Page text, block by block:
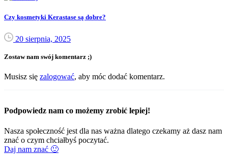
Czy kosmetyki Kerastase są dobre?
20 sierpnia, 2025
Zostaw nam swój komentarz ;)
Musisz się zalogować, aby móc dodać komentarz.
Podpowiedz nam co możemy zrobić lepiej!
Nasza społeczność jest dla nas ważna dlatego czekamy aż dasz nam
znać o czym chciałbyś poczytać.
Daj nam znać 🙂